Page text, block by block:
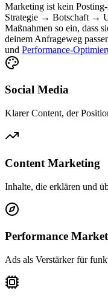
Marketing ist kein
Strategie → Botschaft →
Maßnahmen so ein, dass
deinem Anfrageweg
und Performance-
Social Media
Klarer Content, der
Content Marketing
Inhalte, die erklären und
Performance
Ads als Verstärker für